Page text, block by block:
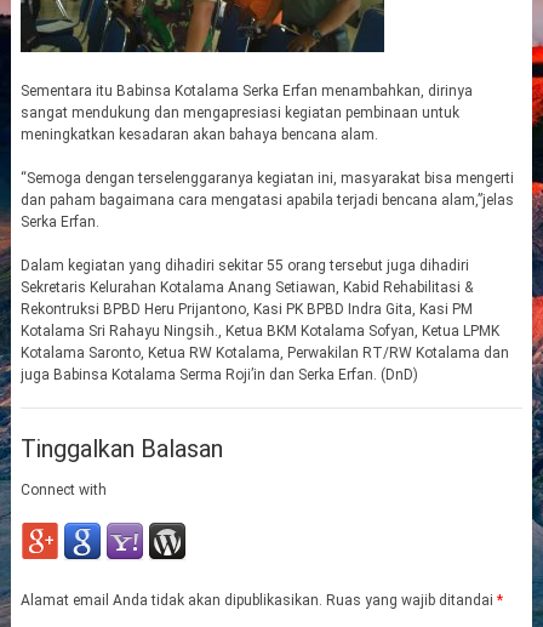
Sementara itu Babinsa Kotalama Serka Erfan menambahkan, dirinya
sangat mendukung dan mengapresiasi kegiatan pembinaan untuk
meningkatkan kesadaran akan bahaya bencana alam.
“Semoga dengan terselenggaranya kegiatan ini, masyarakat bisa mengerti
dan paham bagaimana cara mengatasi apabila terjadi bencana alam,”jelas
Serka Erfan.
Dalam kegiatan yang dihadiri sekitar 55 orang tersebut juga dihadiri
Sekretaris Kelurahan Kotalama Anang Setiawan, Kabid Rehabilitasi &
Rekontruksi BPBD Heru Prijantono, Kasi PK BPBD Indra Gita, Kasi PM
Kotalama Sri Rahayu Ningsih., Ketua BKM Kotalama Sofyan, Ketua LPMK
Kotalama Saronto, Ketua RW Kotalama, Perwakilan RT/RW Kotalama dan
juga Babinsa Kotalama Serma Roji’in dan Serka Erfan. (DnD)
Tinggalkan Balasan
Connect with
Alamat email Anda tidak akan dipublikasikan. Ruas yang wajib ditandai *